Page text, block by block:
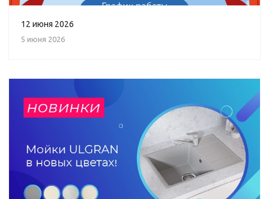
12 июня 2026
5 июня 2026